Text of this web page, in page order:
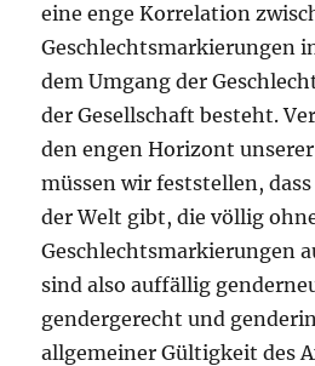
eine enge Korrelation
Geschlechtsmarkierungen
dem Umgang der
der Gesellschaft besteht.
den engen Horizont
müssen wir feststellen,
der Welt gibt, die völlig
Geschlechtsmarkierungen
sind also auffällig
gendergerecht und
allgemeiner Gültigkeit des